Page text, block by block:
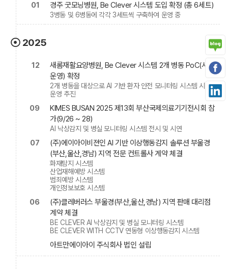
01 경주 굿모닝병원, Be Clever 시스템 도입 확정 (총 6세트)
3병동 및 6병동에 각각 3세트씩 구축하여 운영 중
2025
12
새롬재활요양병원, Be Clever 시스템 2개 병동 PoC(시험
운영) 확정
2개 병동을 대상으로 AI 기반 환자 안전 모니터링 시스템 시험
운영 추진
09
KIMES BUSAN 2025 제13회 부산국제의료기기전시회 참
가(9/26 ~ 28)
AI 낙상감지 및 병실 모니터링 시스템 전시 및 시연
07
(주)에이아이비젼인 AI 기반 이상행동감지 솔루션 부울경
(부산,울산,경남) 지역 전문 컨트롤사 계약 체결
화재탐지 시스템
산업재해예방 시스템
범죄예방 시스템
개인정보보호 시스템
06
(주)클레버러스 부울경(부산,울산,경남) 지역 판매 대리점
계약 체결
BE CLEVER AI 낙상감지 및 병실 모니터링 시스템
BE CLEVER WITH CCTV 연동형 이상행동감지 시스템
아트만에이아이 주식회사 법인 설립